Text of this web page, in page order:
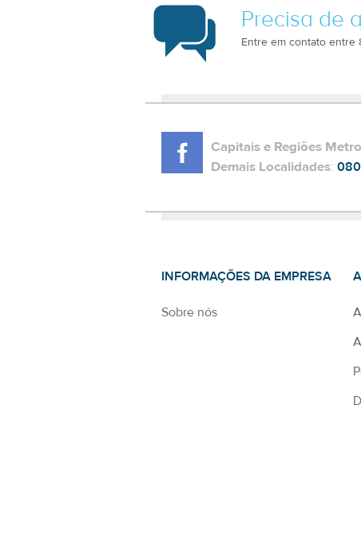
Precisa de
Entre em contato entre
Capitais e Regiões
Demais Localidades:
INFORMAÇÕES DA EMPRESA
Sobre nós